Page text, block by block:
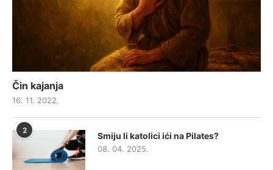
Čin kajanja
16. 11. 2022.
2
Smiju li katolici ići na Pilates?
08. 04. 2025.